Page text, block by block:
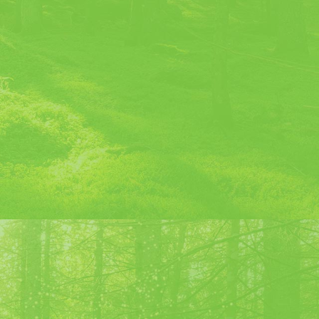
culturel des Caves de la Chartreuse, 10 boulevard Edgard